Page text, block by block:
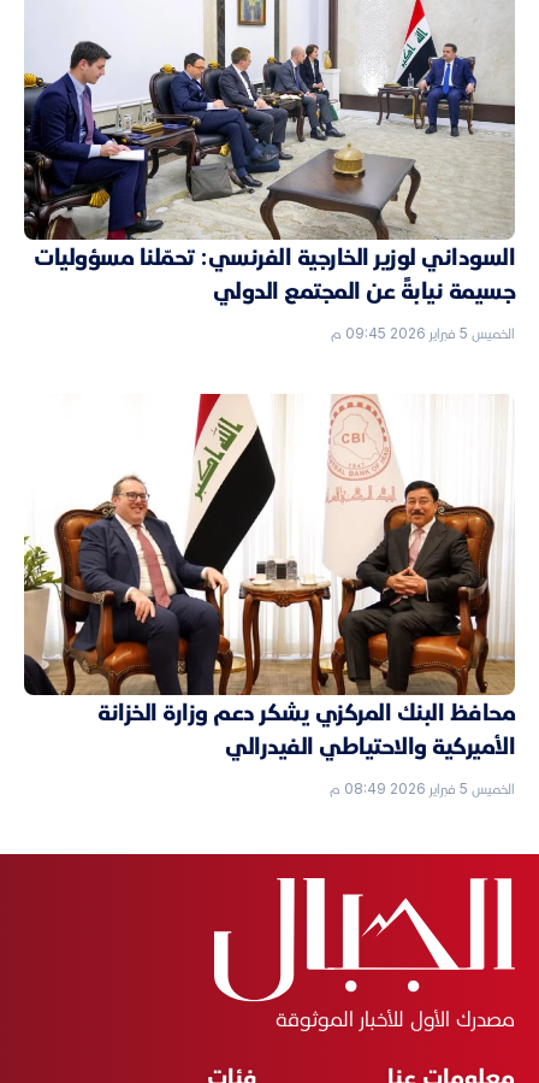
السوداني لوزير الخارجية الفرنسي: تحمّلنا مسؤوليات
جسيمة نيابةً عن المجتمع الدولي
الخميس 5 فبراير 2026 09:45 م
محافظ البنك المركزي يشكر دعم وزارة الخزانة
الأميركية والاحتياطي الفيدرالي
الخميس 5 فبراير 2026 08:49 م
مصدرك الأول للأخبار الموثوقة
معلومات عنا فئات